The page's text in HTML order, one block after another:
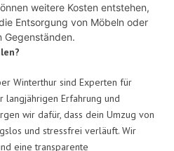
weitere Kosten entstehen,
Entsorgung von Möbeln oder
Gegenständen.
Winterthur sind Experten für
langjährigen Erfahrung und
wir dafür, dass dein Umzug von
und stressfrei verläuft. Wir
eine transparente